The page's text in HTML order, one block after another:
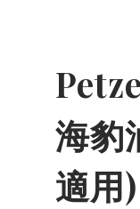
海豹
適用)